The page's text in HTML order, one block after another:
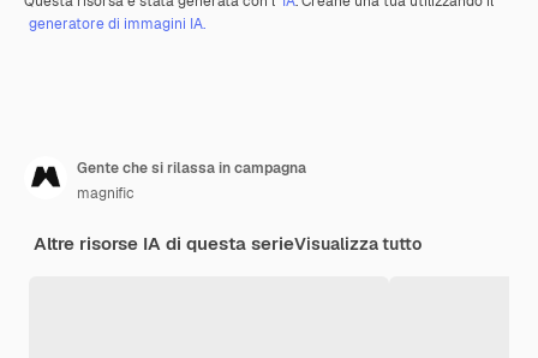
generatore di immagini IA.
Gente che si rilassa in campagna
magnific
Altre risorse IA di questa serieVisualizza tutto